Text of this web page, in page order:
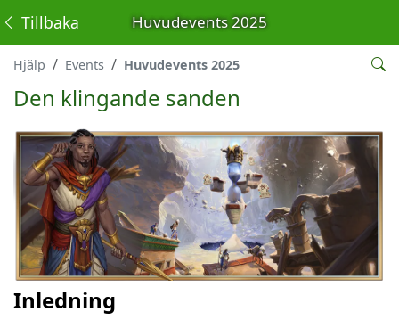
Huvudevents 2025
Tillbaka
Hjälp Events Huvudevents 2025
Den klingande sanden
Inledning